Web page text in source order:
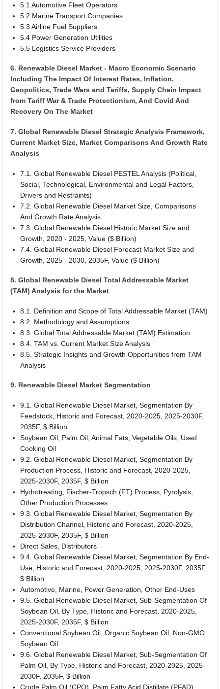
5.1 Automotive Fleet Operators
5.2 Marine Transport Companies
5.3 Airline Fuel Suppliers
5.4 Power Generation Utilities
5.5 Logistics Service Providers
6. Renewable Diesel Market - Macro Economic Scenario
Including The Impact Of Interest Rates, Inflation,
Geopolitics, Trade Wars and Tariffs, Supply Chain Impact
from Tariff War & Trade Protectionism, And Covid And
Recovery On The Market
7. Global Renewable Diesel Strategic Analysis Framework,
Current Market Size, Market Comparisons And Growth Rate
Analysis
7.1. Global Renewable Diesel PESTEL Analysis (Political,
Social, Technological, Environmental and Legal Factors,
Drivers and Restraints)
7.2. Global Renewable Diesel Market Size, Comparisons
And Growth Rate Analysis
7.3. Global Renewable Diesel Historic Market Size and
Growth, 2020 - 2025, Value ($ Billion)
7.4. Global Renewable Diesel Forecast Market Size and
Growth, 2025 - 2030, 2035F, Value ($ Billion)
8. Global Renewable Diesel Total Addressable Market
(TAM) Analysis for the Market
8.1. Definition and Scope of Total Addressable Market (TAM)
8.2. Methodology and Assumptions
8.3. Global Total Addressable Market (TAM) Estimation
8.4. TAM vs. Current Market Size Analysis
8.5. Strategic Insights and Growth Opportunities from TAM
Analysis
9. Renewable Diesel Market Segmentation
9.1. Global Renewable Diesel Market, Segmentation By
Feedstock, Historic and Forecast, 2020-2025, 2025-2030F,
2035F, $ Billion
Soybean Oil, Palm Oil, Animal Fats, Vegetable Oils, Used
Cooking Oil
9.2. Global Renewable Diesel Market, Segmentation By
Production Process, Historic and Forecast, 2020-2025,
2025-2030F, 2035F, $ Billion
Hydrotreating, Fischer-Tropsch (FT) Process, Pyrolysis,
Other Production Processes
9.3. Global Renewable Diesel Market, Segmentation By
Distribution Channel, Historic and Forecast, 2020-2025,
2025-2030F, 2035F, $ Billion
Direct Sales, Distributors
9.4. Global Renewable Diesel Market, Segmentation By End-
Use, Historic and Forecast, 2020-2025, 2025-2030F, 2035F,
$ Billion
Automotive, Marine, Power Generation, Other End-Uses
9.5. Global Renewable Diesel Market, Sub-Segmentation Of
Soybean Oil, By Type, Historic and Forecast, 2020-2025,
2025-2030F, 2035F, $ Billion
Conventional Soybean Oil, Organic Soybean Oil, Non-GMO
Soybean Oil
9.6. Global Renewable Diesel Market, Sub-Segmentation Of
Palm Oil, By Type, Historic and Forecast, 2020-2025, 2025-
2030F, 2035F, $ Billion
Crude Palm Oil (CPO), Palm Fatty Acid Distillate (PFAD),